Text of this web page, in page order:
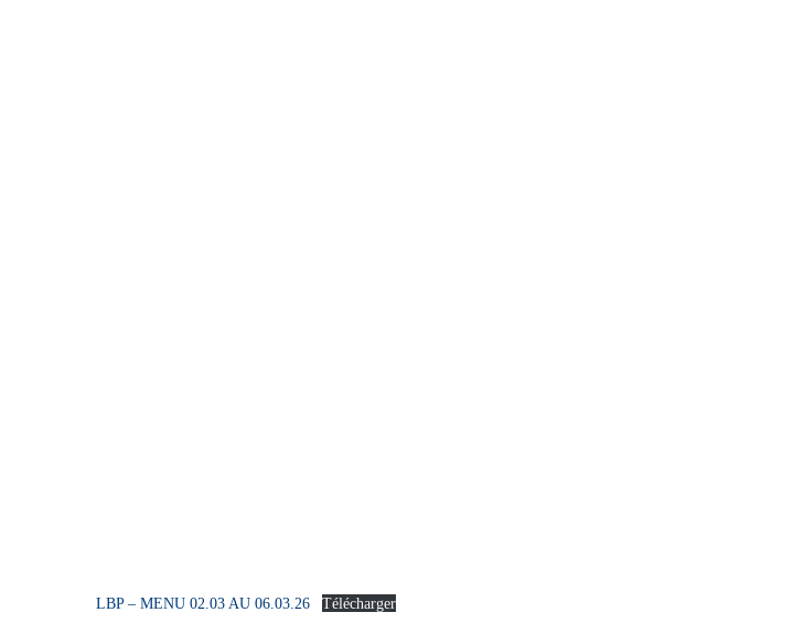
LBP – MENU 02.03 AU 06.03.26 Télécharger